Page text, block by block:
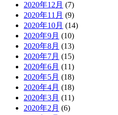
2020年12月 (7)
2020年11月 (9)
2020年10月 (14)
2020年9月 (10)
2020年8月 (13)
2020年7月 (15)
2020年6月 (11)
2020年5月 (18)
2020年4月 (18)
2020年3月 (11)
2020年2月 (6)